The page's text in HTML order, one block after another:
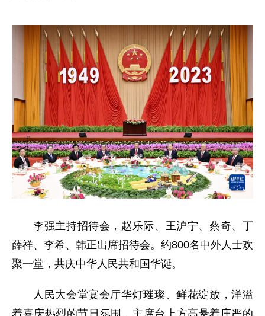
李强主持招待会，赵乐际、王沪宁、蔡奇、丁
薛祥、李希、韩正出席招待会。约800名中外人士欢
聚一堂，共庆中华人民共和国华诞。
人民大会堂宴会厅华灯璀璨、鲜花绽放，洋溢